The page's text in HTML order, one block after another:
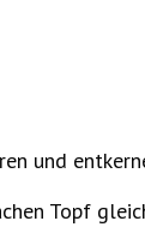
und
Topf